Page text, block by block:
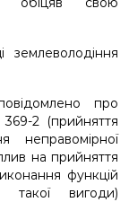
землеволодіння
про
2 (прийняття
неправомірної
на прийняття
функцій
вигоди)